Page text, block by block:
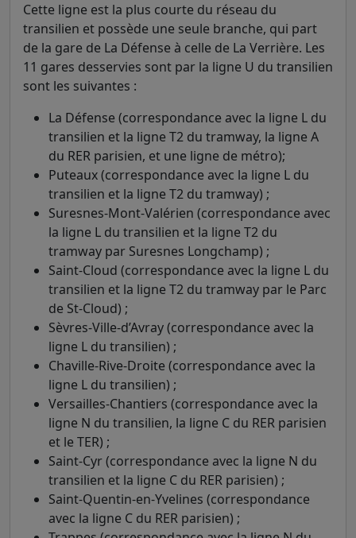
Cette ligne est la plus courte du réseau du
transilien et possède une seule branche, qui part
de la gare de La Défense à celle de La Verrière. Les
11 gares desservies sont par la ligne U du transilien
sont les suivantes :
La Défense (correspondance avec la ligne L du
transilien et la ligne T2 du tramway, la ligne A
du RER parisien, et une ligne de métro);
Puteaux (correspondance avec la ligne L du
transilien et la ligne T2 du tramway) ;
Suresnes-Mont-Valérien (correspondance avec
la ligne L du transilien et la ligne T2 du
tramway par Suresnes Longchamp) ;
Saint-Cloud (correspondance avec la ligne L du
transilien et la ligne T2 du tramway par le Parc
de St-Cloud) ;
Sèvres-Ville-d’Avray (correspondance avec la
ligne L du transilien) ;
Chaville-Rive-Droite (correspondance avec la
ligne L du transilien) ;
Versailles-Chantiers (correspondance avec la
ligne N du transilien, la ligne C du RER parisien
et le TER) ;
Saint-Cyr (correspondance avec la ligne N du
transilien et la ligne C du RER parisien) ;
Saint-Quentin-en-Yvelines (correspondance
avec la ligne C du RER parisien) ;